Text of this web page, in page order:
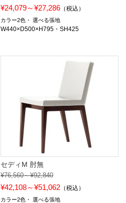
¥24,079～¥27,286 （税込）
カラー2色 選べる張地
W440×D500×H795・SH425
セディM 肘無
¥76,560～¥92,840
¥42,108～¥51,062 （税込）
カラー2色 選べる張地